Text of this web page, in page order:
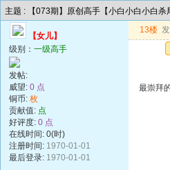
主题 : 【073期】原创高手【小白小白小白杀
【女儿】
级别： 一级高手
发帖:
威望: 0 点
铜币: 枚
贡献值: 点
好评度: 0 点
在线时间: 0(时)
注册时间: 1970-01-01
最后登录: 1970-01-01
13楼
最崇拜